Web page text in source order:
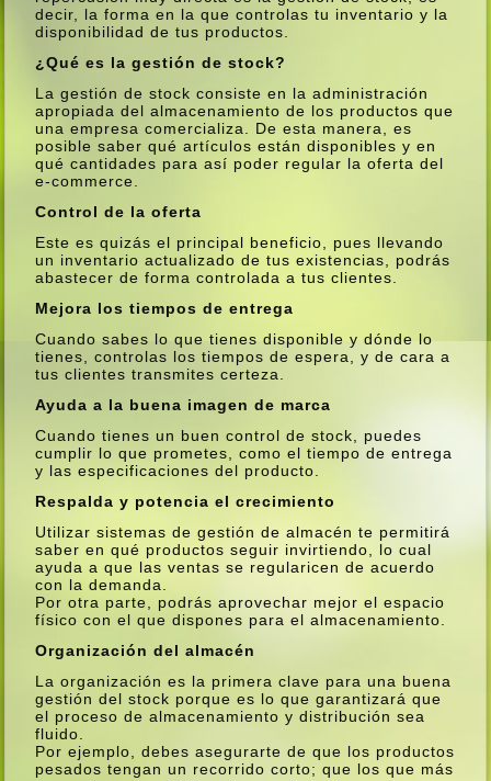
decir, la forma en la que controlas tu inventario y la
disponibilidad de tus productos.
¿Qué es la gestión de stock?
La gestión de stock consiste en la administración
apropiada del almacenamiento de los productos que
una empresa comercializa. De esta manera, es
posible saber qué artí­culos están disponibles y en
qué cantidades para así­ poder regular la oferta del
e-commerce.
Control de la oferta
Este es quizás el principal beneficio, pues llevando
un inventario actualizado de tus existencias, podrás
abastecer de forma controlada a tus clientes.
Mejora los tiempos de entrega
Cuando sabes lo que tienes disponible y dónde lo
tienes, controlas los tiempos de espera, y de cara a
tus clientes transmites certeza.
Ayuda a la buena imagen de marca
Cuando tienes un buen control de stock, puedes
cumplir lo que prometes, como el tiempo de entrega
y las especificaciones del producto.
Respalda y potencia el crecimiento
Utilizar sistemas de gestión de almacén te permitirá
saber en qué productos seguir invirtiendo, lo cual
ayuda a que las ventas se regularicen de acuerdo
con la demanda.
Por otra parte, podrás aprovechar mejor el espacio
fí­sico con el que dispones para el almacenamiento.
Organización del almacén
La organización es la primera clave para una buena
gestión del stock porque es lo que garantizará que
el proceso de almacenamiento y distribución sea
fluido.
Por ejemplo, debes asegurarte de que los productos
pesados tengan un recorrido corto; que los que más